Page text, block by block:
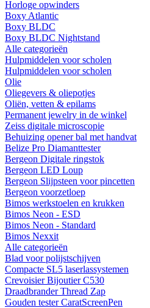
Horloge opwinders
Boxy Atlantic
Boxy BLDC
Boxy BLDC Nightstand
Alle categorieën
Hulpmiddelen voor scholen
Hulpmiddelen voor scholen
Olie
Oliegevers & oliepotjes
Oliën, vetten & epilams
Permanent jewelry in de winkel
Zeiss digitale microscopie
Behuizing opener bal met handvat
Belize Pro Diamanttester
Bergeon Digitale ringstok
Bergeon LED Loup
Bergeon Slijpsteen voor pincetten
Bergeon voorzetloep
Bimos werkstoelen en krukken
Bimos Neon - ESD
Bimos Neon - Standard
Bimos Nexxit
Alle categorieën
Blad voor polijstschijven
Compacte SL5 laserlassystemen
Crevoisier Bijoutier C530
Draadbrander Thread Zap
Gouden tester CaratScreenPen